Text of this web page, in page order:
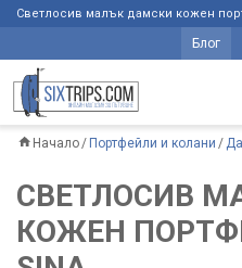
Светлосив малък дамски кожен
Блог
Начало Портфейли и колани
СВЕТЛОСИВ
КОЖЕН